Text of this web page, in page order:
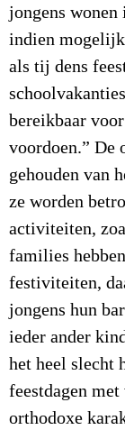
jongens wonen
indien
als tij dens
bereikbaar
voordoen.” De
gehouden van
ze worden
activiteiten,
families
festiviteiten,
jongens hun
ieder ander
het heel slecht
feestdagen
orthodoxe